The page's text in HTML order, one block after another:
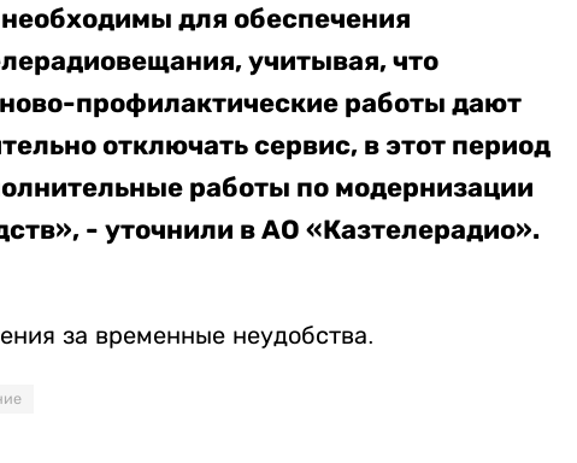
для обеспечения
учитывая, что
профилактические работы дают
отключать сервис, в этот период
работы по модернизации
- уточнили в АО «Казтелерадио».
за временные неудобства.